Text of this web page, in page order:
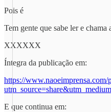
Pois é
Tem gente que sabe ler e chama
XXXXXX
Íntegra da publicação em:
https://
E que continua em: